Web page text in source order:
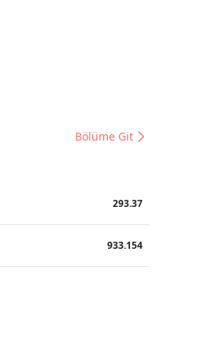
Bölüme Git
293.37
933.154